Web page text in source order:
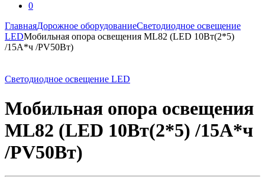
0
ГлавнаяДорожное оборудованиеСветодиодное освещение
LEDМобильная опора освещения ML82 (LED 10Вт(2*5)
/15А*ч /PV50Вт)
Светодиодное освещение LED
Мобильная опора освещения
ML82 (LED 10Вт(2*5) /15А*ч
/PV50Вт)